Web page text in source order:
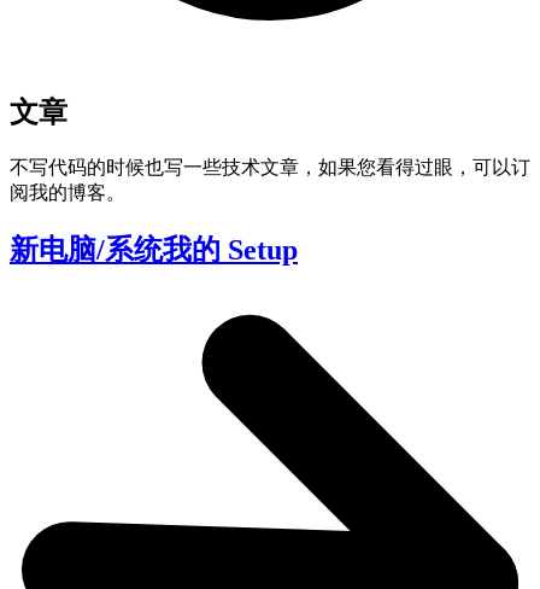
文章
不写代码的时候也写一些技术文章，如果您看得过眼，可以订
阅我的博客。
新电脑/系统我的 Setup